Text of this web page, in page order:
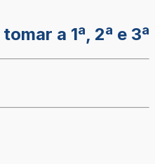
a 1ª, 2ª e 3ª